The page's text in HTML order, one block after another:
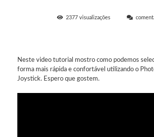
2377 visualizações
Neste video tutorial mostro como podemos
forma mais rápida e confortável utilizando o
Joystick. Espero que gostem.